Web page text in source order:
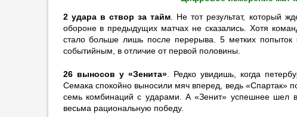
Дубль Жоао Педро помог
«Челси» разгромить «Милан»
в товарищеском матче
17:33
4
„Краснодар“ – прекрасная
афиша»
2 удара в створ за тайм . Не тот результат, который
обороне в предыдущих матчах не сказались. Хотя
стало больше лишь после перерыва. 5 метких попыток
событийным, в отличие от первой половины.
26 выносов у «Зенита». Редко увидишь, когда
Семака спокойно выносили мяч вперед, ведь «Спартак»
семь комбинаций с ударами. А «Зенит» успешнее шел
весьма рациональную победу.